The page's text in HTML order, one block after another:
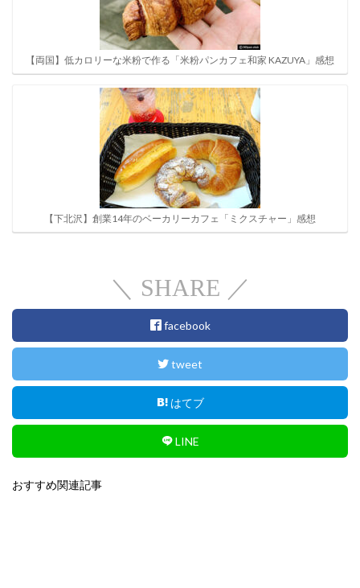
【両国】低カロリーな米粉で作る「米粉パンカフェ和家 KAZUYA」感想
【下北沢】創業14年のベーカリーカフェ「ミクスチャー」感想
＼ SHARE ／
facebook
tweet
はてブ
LINE
おすすめ関連記事